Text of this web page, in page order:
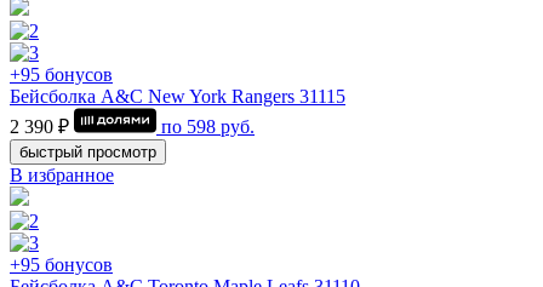
+95 бонусов
Бейсболка A&C New York Rangers 31115
2 390 ₽
по 598 руб.
быстрый просмотр
В избранное
+95 бонусов